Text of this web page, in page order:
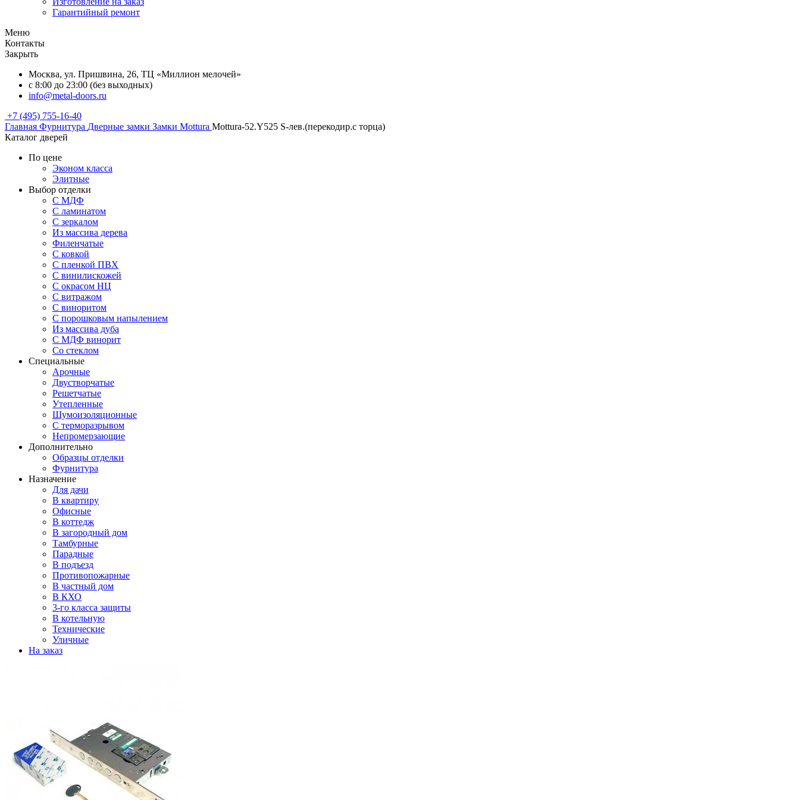
Гарантийный ремонт
Меню
Контакты
Закрыть
Москва, ул. Пришвина, 26, ТЦ «Миллион мелочей»
с 8:00 до 23:00 (без выходных)
info@metal-doors.ru
+7 (495) 755-16-40
Главная Фурнитура Дверные замки Замки Mottura Mottura-52.Y525 S-лев.(перекодир.с торца)
Каталог дверей
По цене
Эконом класса
Элитные
Выбор отделки
С МДФ
С ламинатом
С зеркалом
Из массива дерева
Филенчатые
С ковкой
С пленкой ПВХ
С винилискожей
С окрасом НЦ
С витражом
С виноритом
С порошковым напылением
Из массива дуба
С МДФ винорит
Со стеклом
Специальные
Арочные
Двустворчатые
Решетчатые
Утепленные
Шумоизоляционные
С терморазрывом
Непромерзающие
Дополнительно
Образцы отделки
Фурнитура
Назначение
Для дачи
В квартиру
Офисные
В коттедж
В загородный дом
Тамбурные
Парадные
В подъезд
Противопожарные
В частный дом
В КХО
3-го класса защиты
В котельную
Технические
Уличные
На заказ